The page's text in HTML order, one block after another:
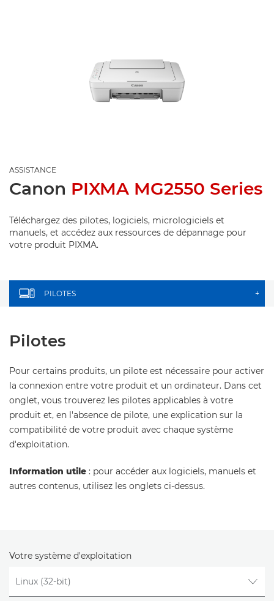
ASSISTANCE
Canon PIXMA MG2550 Series
Téléchargez des pilotes, logiciels, micrologiciels et
manuels, et accédez aux ressources de dépannage pour
votre produit PIXMA.
PILOTES +
Pilotes
Pour certains produits, un pilote est nécessaire pour activer
la connexion entre votre produit et un ordinateur. Dans cet
onglet, vous trouverez les pilotes applicables à votre
produit et, en l'absence de pilote, une explication sur la
compatibilité de votre produit avec chaque système
d'exploitation.
Information utile : pour accéder aux logiciels, manuels et
autres contenus, utilisez les onglets ci-dessus.
Votre système d'exploitation